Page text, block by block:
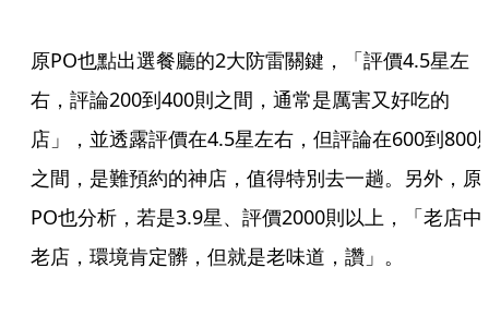
原PO也點出選餐廳的2大防雷關鍵，「評價4.5星左
右，評論200到400則之間，通常是厲害又好吃的
店」，並透露評價在4.5星左右，但評論在600到800
之間，是難預約的神店，值得特別去一趟。另外，原
PO也分析，若是3.9星、評價2000則以上，「老店中
老店，環境肯定髒，但就是老味道，讚」。